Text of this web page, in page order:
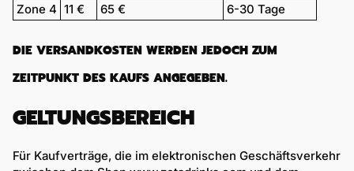
Zone 4 11 € 65 € 6-30 Tage
DIE VERSANDKOSTEN WERDEN JEDOCH ZUM
ZEITPUNKT DES KAUFS ANGEGEBEN.
GELTUNGSBEREICH
Für Kaufverträge, die im elektronischen Geschäftsverkehr